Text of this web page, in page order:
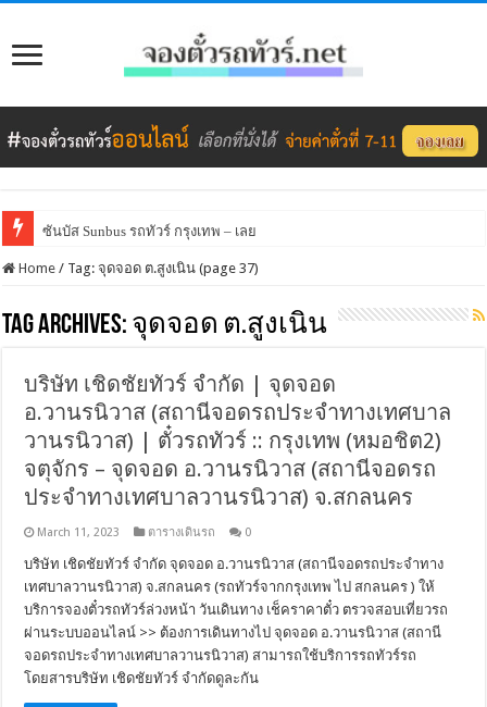
ซันบัส Sunbus รถทัวร์ กรุงเทพ – เลย
Home / Tag:จุดจอด ต.สูงเนิน (page 37)
Tag Archives: จุดจอด ต.สูงเนิน
บริษัท เชิดชัยทัวร์ จำกัด | จุดจอด
อ.วานรนิวาส (สถานีจอดรถประจำทางเทศบาล
วานรนิวาส) | ตั๋วรถทัวร์ :: กรุงเทพ (หมอชิต2)
จตุจักร – จุดจอด อ.วานรนิวาส (สถานีจอดรถ
ประจำทางเทศบาลวานรนิวาส) จ.สกลนคร
March 11, 2023 ตารางเดินรถ 0
บริษัท เชิดชัยทัวร์ จำกัด จุดจอด อ.วานรนิวาส (สถานีจอดรถประจำทาง
เทศบาลวานรนิวาส) จ.สกลนคร (รถทัวร์จากกรุงเทพ ไป สกลนคร ) ให้
บริการจองตั๋วรถทัวร์ล่วงหน้า วันเดินทาง เช็คราคาตั๋ว ตรวจสอบเที่ยวรถ
ผ่านระบบออนไลน์ >> ต้องการเดินทางไป จุดจอด อ.วานรนิวาส (สถานี
จอดรถประจำทางเทศบาลวานรนิวาส) สามารถใช้บริการรถทัวร์รถ
โดยสารบริษัท เชิดชัยทัวร์ จำกัดดูละกัน